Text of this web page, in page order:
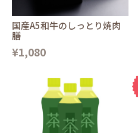
国産A5和牛のしっとり焼肉
膳
¥1,080